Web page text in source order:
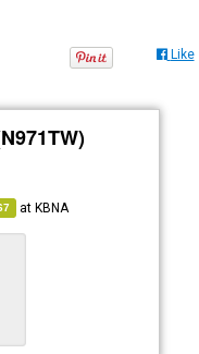
Like
atKBNA